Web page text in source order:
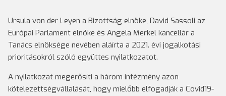
Ursula von der Leyen a Bizottság elnöke, David Sassoli az
Európai Parlament elnöke és Angela Merkel kancellár a
Tanács elnöksége nevében aláírta a 2021. évi jogalkotási
prioritásokról szóló együttes nyilatkozatot.
A nyilatkozat megerősíti a három intézmény azon
kötelezettségvállalását, hogy mielőbb elfogadják a Covid19-